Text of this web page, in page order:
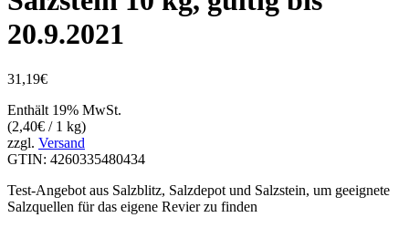
20.9.2021
31,19€
Enthält 19% MwSt.
(2,40€ / 1 kg)
zzgl. Versand
GTIN: 4260335480434
Test-Angebot aus Salzblitz, Salzdepot und Salzstein, um geeignete
Salzquellen für das eigene Revier zu finden